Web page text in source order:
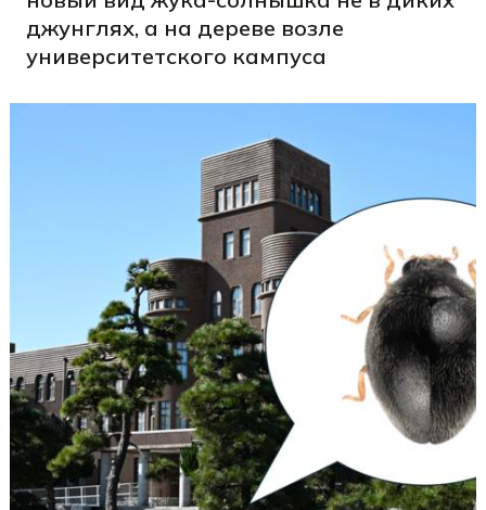
джунглях, а на дереве возле
университетского кампуса